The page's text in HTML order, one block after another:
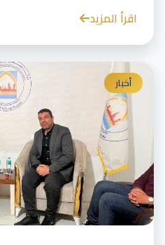
اقرأ المزيد
أخبار